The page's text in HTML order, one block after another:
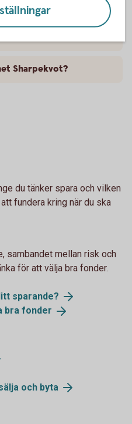
när jag väljer
Sharpekvot?
du tänker spara och vilken
fundera kring när du ska
sambandet mellan risk och
för att välja bra fonder.
sparande?
bra fonder
och byta